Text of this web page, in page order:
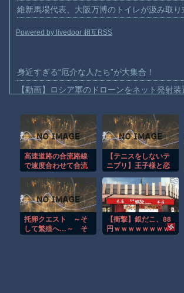
維新馬場代表、大阪万博のトイレが汲み取
Powered by livedoor 相互RSS
身近すぎる“厄介な人たち”が大集合！
【動画】ロシア軍のドローンをネット発射
【動画】よく助けられたな。岐阜の川で外
渡邊渚さん「私がPTSDと診断された当時
【動画】自動ドアの仕組みを理解した富山
【動画】高速道路を走行中の車からリアガ
子供向け漫画、謎の闇の大会に参加しがち問
【朗報】大人気漫画「GANTZ」がAmazon
高速道路の合流路線
で速度合わせて合流
www
【テニスをしないテ
ニプリ】王子様と恋
ム！
托卵クエスト ～そ
して繁殖へ…～ そ
【衝撃】銀だこ、88
円ｗｗｗｗｗｗｗｗ